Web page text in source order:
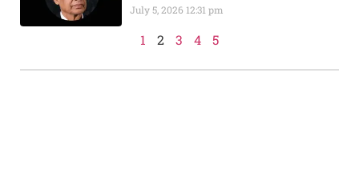
July 5, 2026 12:31 pm
1 2 3 4 5